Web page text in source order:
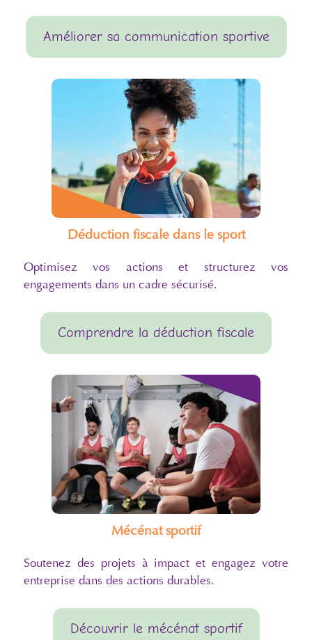
Améliorer sa communication sportive
Déduction fiscale dans le sport
Optimisez vos actions et structurez vos
engagements dans un cadre sécurisé.
Comprendre la déduction fiscale
Mécénat sportif
Soutenez des projets à impact et engagez votre
entreprise dans des actions durables.
Découvrir le mécénat sportif